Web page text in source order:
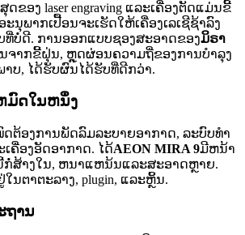
ຂອງ laser engraving ແລະເຄື່ອງຕັດແມ່ນຂີ້
ນຸພາກເປື້ອນຈະເຮັດໃຫ້ເຄື່ອງເລເຊີຊ້າລົງ
ບໍ່ດີ. ການອອກແບບຊອງສະອາດຂອງມິຣາ
ຈາກຂີ້ຝຸ່ນ, ຫຼຸດຜ່ອນຄວາມຖີ່ຂອງການບໍາລຸງ
ບ, ໄດ້ຮັບຜົນໄດ້ຮັບທີ່ດີກວ່າ.
ມົດໃນຫນຶ່ງ
ດຕ້ອງການພັດລົມລະບາຍອາກາດ, ລະບົບທຳ
ຄື່ອງອັດອາກາດ. ໄດ້AEON MIRA 9ມີຫນ້າ
ກໍ່ສ້າງໃນ, ຫນາແຫນ້ນແລະສະອາດຫຼາຍ.
ນຕາຕະລາງ, plugin, ແລະຫຼິ້ນ.
ຖານ